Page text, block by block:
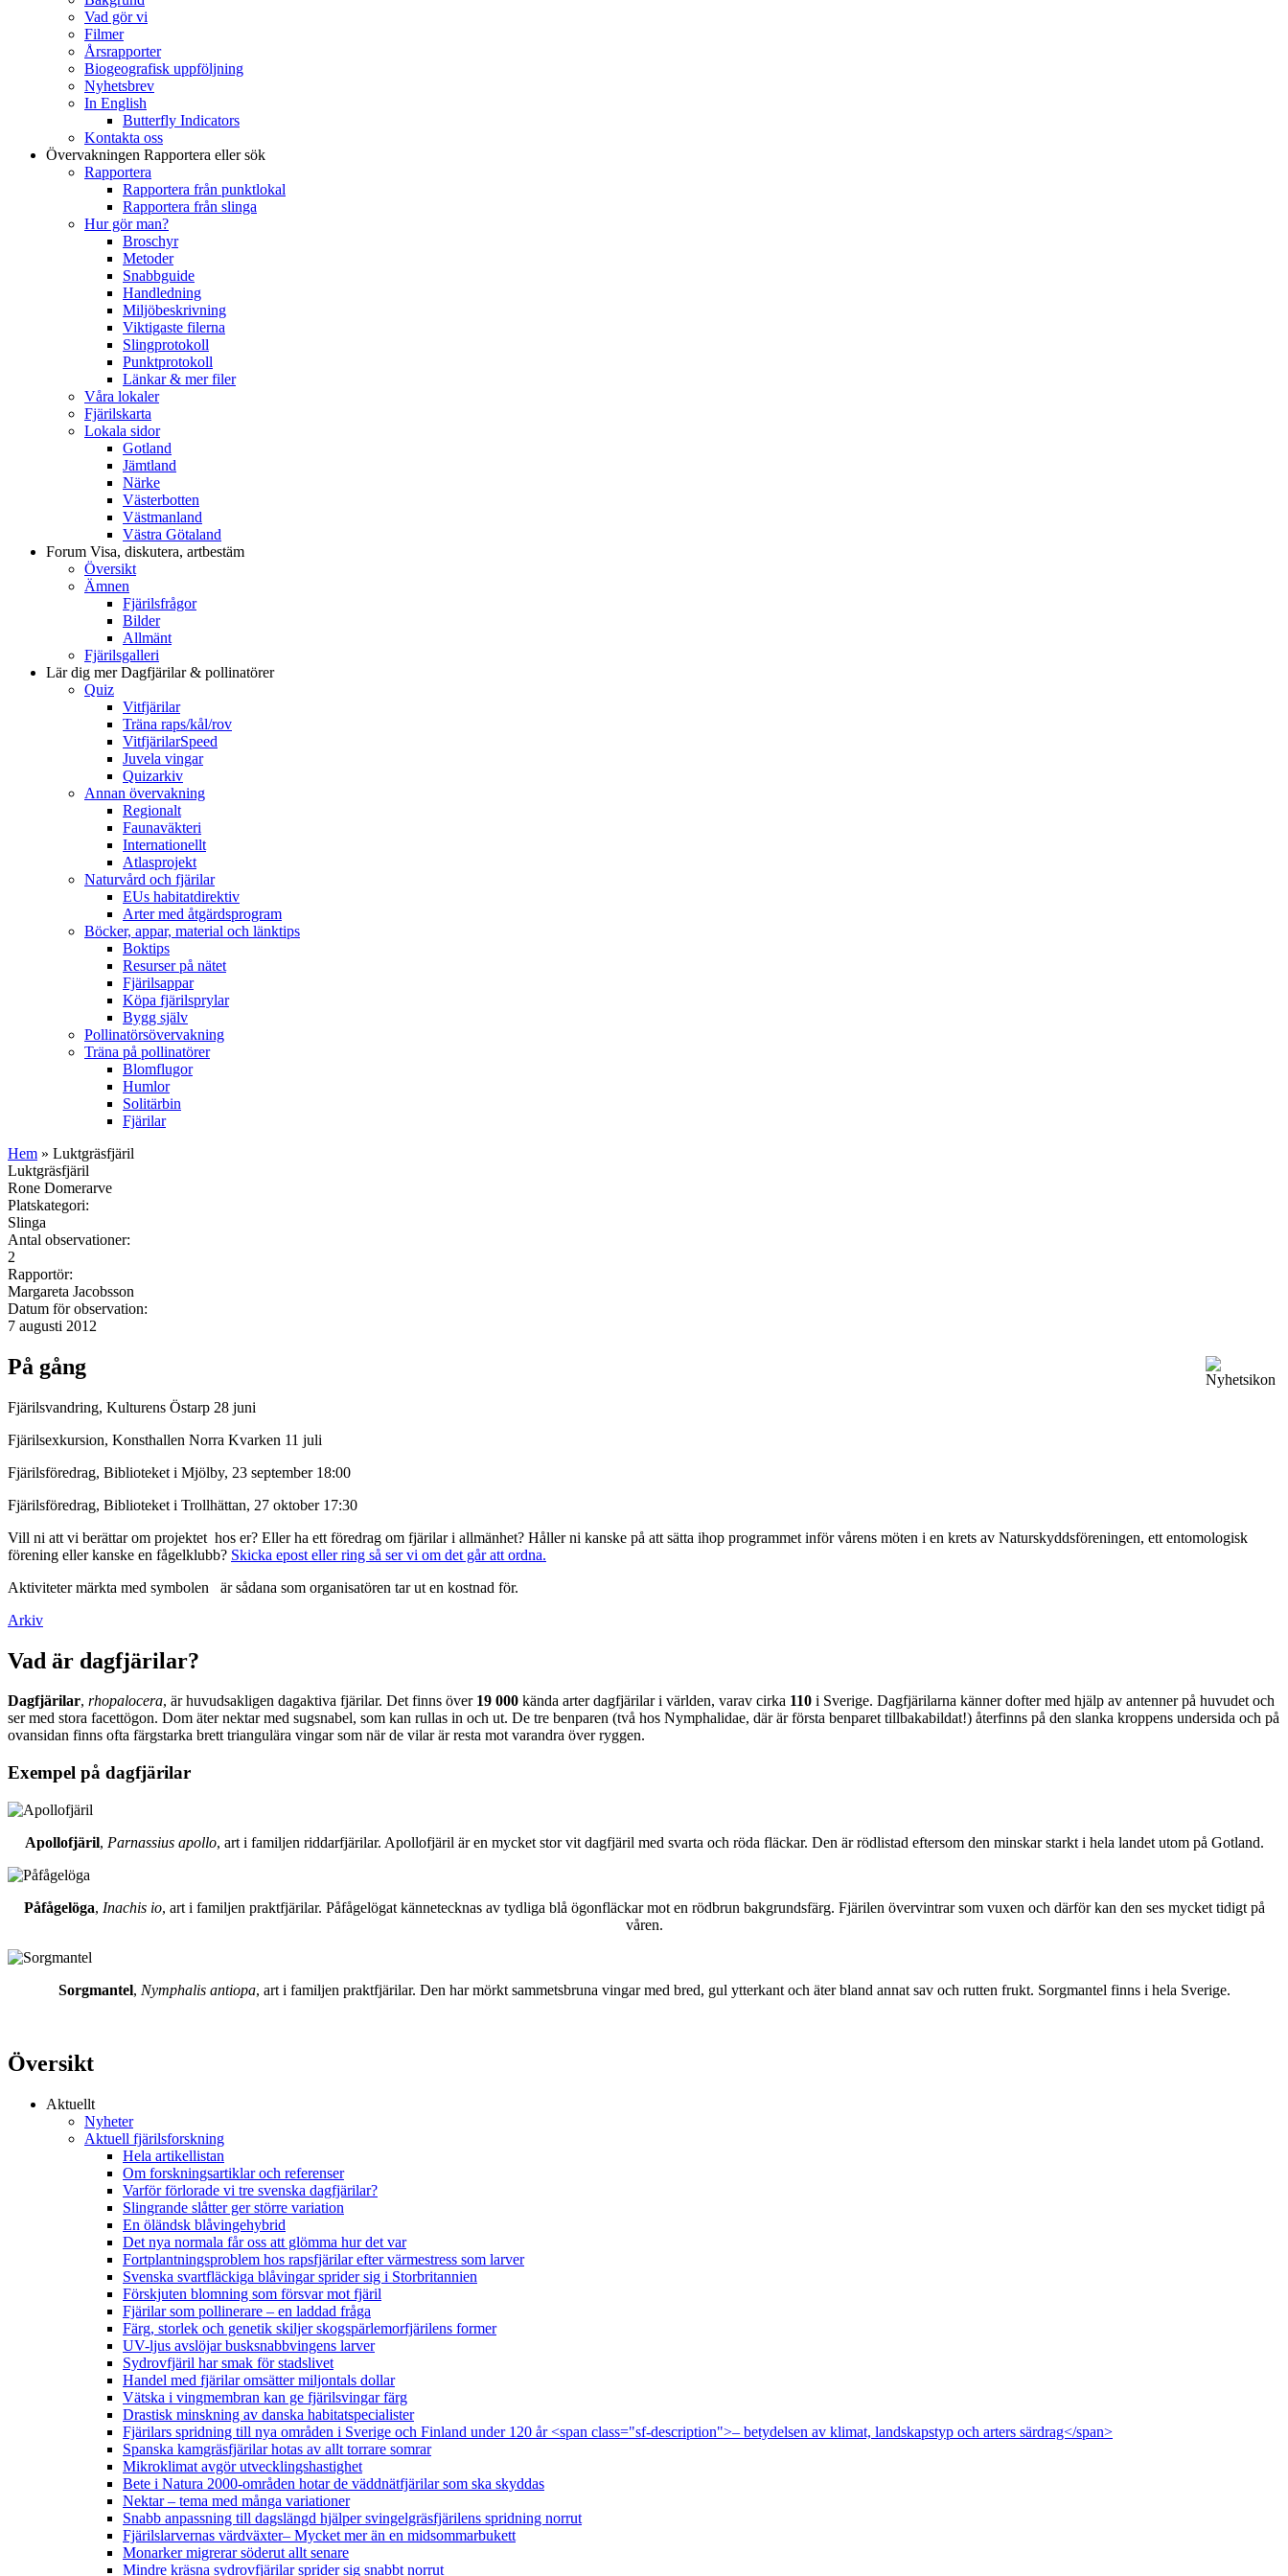
Vad gör vi
Filmer
Årsrapporter
Biogeografisk uppföljning
Nyhetsbrev
In English
Butterfly Indicators
Kontakta oss
Övervakningen Rapportera eller sök
Rapportera
Rapportera från punktlokal
Rapportera från slinga
Hur gör man?
Broschyr
Metoder
Snabbguide
Handledning
Miljöbeskrivning
Viktigaste filerna
Slingprotokoll
Punktprotokoll
Länkar & mer filer
Våra lokaler
Fjärilskarta
Lokala sidor
Gotland
Jämtland
Närke
Västerbotten
Västmanland
Västra Götaland
Forum Visa, diskutera, artbestäm
Översikt
Ämnen
Fjärilsfrågor
Bilder
Allmänt
Fjärilsgalleri
Lär dig merDagfjärilar & pollinatörer
Quiz
Vitfjärilar
Träna raps/kål/rov
VitfjärilarSpeed
Juvela vingar
Quizarkiv
Annan övervakning
Regionalt
Faunaväkteri
Internationellt
Atlasprojekt
Naturvård och fjärilar
EUs habitatdirektiv
Arter med åtgärdsprogram
Böcker, appar, material och länktips
Boktips
Resurser på nätet
Fjärilsappar
Köpa fjärilsprylar
Bygg själv
Pollinatörsövervakning
Träna på pollinatörer
Blomflugor
Humlor
Solitärbin
Fjärilar
Hem » Luktgräsfjäril
Luktgräsfjäril
Rone Domerarve
Platskategori:
Slinga
Antal observationer:
2
Rapportör:
Margareta Jacobsson
Datum för observation:
7 augusti 2012
På gång
Fjärilsvandring, Kulturens Östarp 28 juni
Fjärilsexkursion, Konsthallen Norra Kvarken 11 juli
Fjärilsföredrag, Biblioteket i Mjölby, 23 september 18:00
Fjärilsföredrag, Biblioteket i Trollhättan, 27 oktober 17:30
Vill ni att vi berättar om projektet hos er? Eller ha ett föredrag om fjärilar i allmänhet? Håller ni kanske på att sätta ihop programmet inför vårens möten i en krets av Naturskyddsföreningen, ett entomologisk
förening eller kanske en fågelklubb? Skicka epost eller ring så ser vi om det går att ordna.
Aktiviteter märkta med symbolen
är sådana som organisatören tar ut en kostnad för.
Arkiv
Vad är dagfjärilar?
Dagfjärilar, rhopalocera, är huvudsakligen dagaktiva fjärilar. Det finns över 19 000 kända arter dagfjärilar i världen, varav cirka 110 i Sverige. Dagfjärilarna känner dofter med hjälp av antenner på huvudet och
ser med stora facettögon. Dom äter nektar med sugsnabel, som kan rullas in och ut. De tre benparen (två hos Nymphalidae, där är första benparet tillbakabildat!) återfinns på den slanka kroppens undersida och på
ovansidan finns ofta färgstarka brett triangulära vingar som när de vilar är resta mot varandra över ryggen.
Exempel på dagfjärilar
Apollofjäril, Parnassius apollo, art i familjen riddarfjärilar. Apollofjäril är en mycket stor vit dagfjäril med svarta och röda fläckar. Den är rödlistad eftersom den minskar starkt i hela landet utom på Gotland.
Påfågelöga, Inachis io, art i familjen praktfjärilar. Påfågelögat kännetecknas av tydliga blå ögonfläckar mot en rödbrun bakgrundsfärg. Fjärilen övervintrar som vuxen och därför kan den ses mycket tidigt på
våren.
Sorgmantel, Nymphalis antiopa, art i familjen praktfjärilar. Den har mörkt sammetsbruna vingar med bred, gul ytterkant och äter bland annat sav och rutten frukt. Sorgmantel finns i hela Sverige.
Översikt
Aktuellt
Nyheter
Aktuell fjärilsforskning
Hela artikellistan
Om forskningsartiklar och referenser
Varför förlorade vi tre svenska dagfjärilar?
Slingrande slåtter ger större variation
En öländsk blåvingehybrid
Det nya normala får oss att glömma hur det var
Fortplantningsproblem hos rapsfjärilar efter värmestress som larver
Svenska svartfläckiga blåvingar sprider sig i Storbritannien
Förskjuten blomning som försvar mot fjäril
Fjärilar som pollinerare – en laddad fråga
Färg, storlek och genetik skiljer skogspärlemorfjärilens former
UV-ljus avslöjar busksnabbvingens larver
Sydrovfjäril har smak för stadslivet
Handel med fjärilar omsätter miljontals dollar
Vätska i vingmembran kan ge fjärilsvingar färg
Drastisk minskning av danska habitatspecialister
Fjärilars spridning till nya områden i Sverige och Finland under 120 år <span class="sf-description">– betydelsen av klimat, landskapstyp och arters särdrag</span>
Spanska kamgräsfjärilar hotas av allt torrare somrar
Mikroklimat avgör utvecklingshastighet
Bete i Natura 2000-områden hotar de väddnätfjärilar som ska skyddas
Nektar – tema med många variationer
Snabb anpassning till dagslängd hjälper svingelgräsfjärilens spridning norrut
Fjärilslarvernas värdväxter– Mycket mer än en midsommarbukett
Monarker migrerar söderut allt senare
Mindre kräsna sydrovfjärilar sprider sig snabbt norrut